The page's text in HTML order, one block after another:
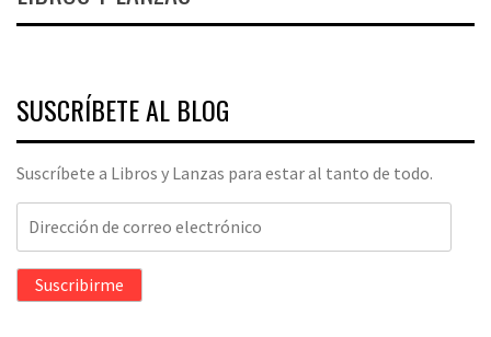
SUSCRÍBETE AL BLOG
Suscríbete a Libros y Lanzas para estar al tanto de todo.
Dirección
de
correo
electrónico
Suscribirme